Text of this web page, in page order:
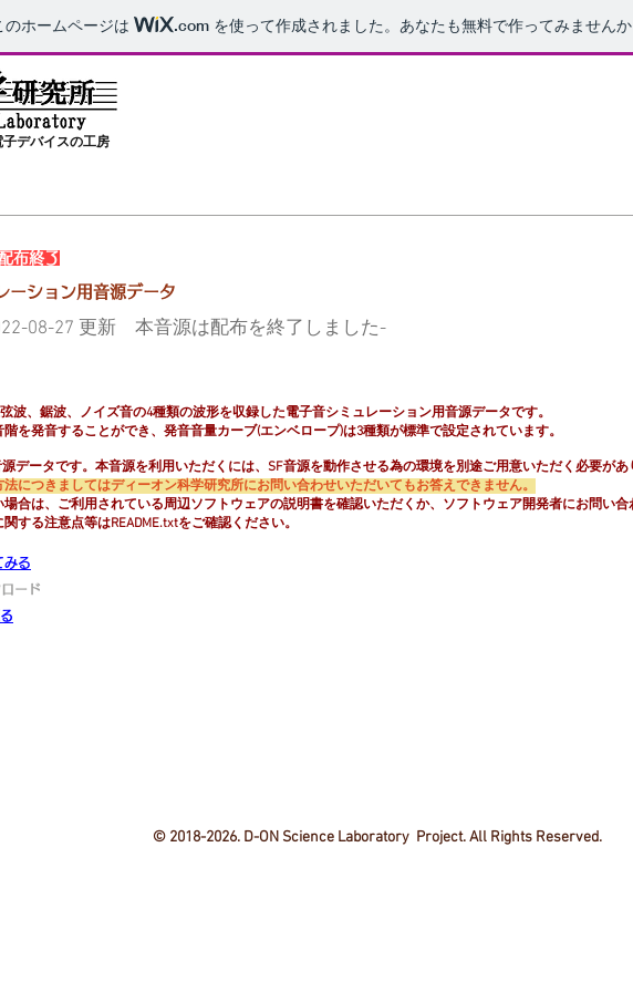
のホームページは .com を使って作成されました。あなたも無料で作ってみませんか
デバイスの工房
ション用音源データ
​配布終了
08-27 更新 本音源は配布を終了しました-
波、鋸波、ノイズ音の4種類の波形を収録した電子音シミュレーション用音源データです。
を発音することができ、発音音量カーブ(エンベロープ)は3種類が標準で設定されています。
源データです。本音源を利用いただくには、SF音源を動作させる為の環境を別途ご用意いただく必要があ
につきましてはディーオン科学研究所にお問い合わせいただいてもお答えできません。
合は、ご利用されている周辺ソフトウェアの説明書を確認いただくか、ソフトウェア開発者にお問い合
する注意点等はREADME.txtをご確認ください。
みる
ード
© 2018-2026. D-ON Science Laboratory Project. All Rights Reserved.